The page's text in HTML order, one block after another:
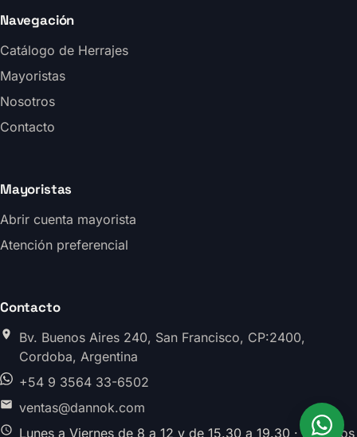
Navegación
Catálogo de Herrajes
Mayoristas
Nosotros
Contacto
Mayoristas
Abrir cuenta mayorista
Atención preferencial
Contacto
Bv. Buenos Aires 240, San Francisco, CP:2400,
Cordoba, Argentina
+54 9 3564 33-6502
ventas@dannok.com
Lunes a Viernes de 8 a 12 y de 15.30 a 19.30 · Sabados